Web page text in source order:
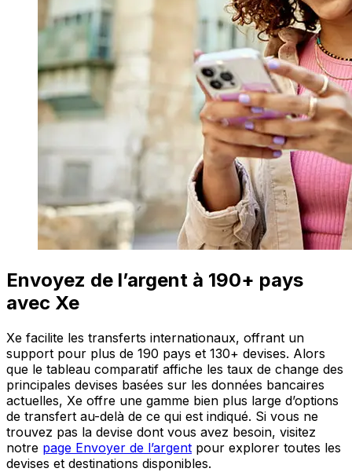
Envoyez de l’argent à 190+ pays
avec Xe
Xe facilite les transferts internationaux, offrant un
support pour plus de 190 pays et 130+ devises. Alors
que le tableau comparatif affiche les taux de change des
principales devises basées sur les données bancaires
actuelles, Xe offre une gamme bien plus large d’options
de transfert au-delà de ce qui est indiqué. Si vous ne
trouvez pas la devise dont vous avez besoin, visitez
notre page Envoyer de l’argent pour explorer toutes les
devises et destinations disponibles.